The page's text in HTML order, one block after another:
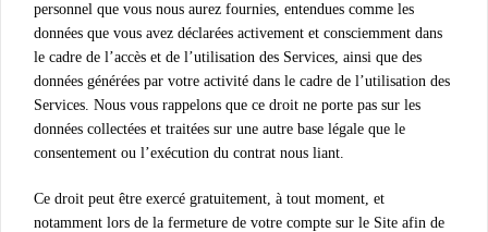
personnel que vous nous aurez fournies, entendues comme les
données que vous avez déclarées activement et consciemment dans
le cadre de l’accès et de l’utilisation des Services, ainsi que des
données générées par votre activité dans le cadre de l’utilisation des
Services. Nous vous rappelons que ce droit ne porte pas sur les
données collectées et traitées sur une autre base légale que le
consentement ou l’exécution du contrat nous liant.
Ce droit peut être exercé gratuitement, à tout moment, et
notamment lors de la fermeture de votre compte sur le Site afin de